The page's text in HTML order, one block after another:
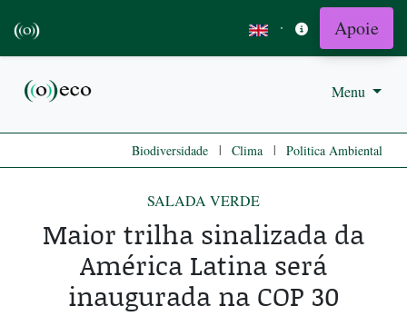
· Apoie
Menu
Biodiversidade | Clima | Politica Ambiental
SALADA VERDE
Maior trilha sinalizada da
América Latina será
inaugurada na COP 30